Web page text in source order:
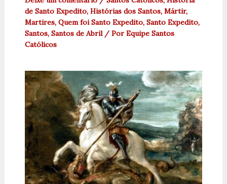
de Santo Expedito, Histórias dos Santos, Mártir,
Martires, Quem foi Santo Expedito, Santo Expedito,
Santos, Santos de Abril/ Por Equipe Santos
Católicos